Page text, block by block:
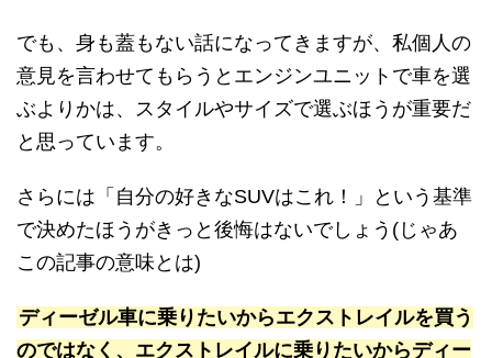
でも、身も蓋もない話になってきますが、私個人の
意見を言わせてもらうと エンジンユニットで車を選
ぶよりかは、スタイルやサイズで選ぶほうが重要だ
と思っています。
さらには「 自分の好きなSUVはこれ！
」という基準
で決めたほうがきっと後悔はないでしょう(じゃあ
この記事の意味とは)
ディーゼル車に乗りたいからエクストレイルを買う
のではなく、エクストレイルに乗りたいからディー